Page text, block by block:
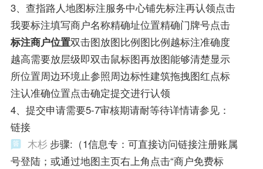
3、查指路人地图标注服务中心铺先标注再认领点击
我要标注填写商户名称精确址位置精确门牌号点击
标注商户位置双击图放图比例图比例越标注准确度
越高需要放层级即双击鼠标图再放图能够清楚显示
所位置周边环境止参照周边标性建筑拖拽图红点标
注认准确位置点击确定提交进行认领
4、提交申请需要5-7审核期请耐等待详情请参见：
链接
木杉 步骤:（1信息专：可直接访问链接注册账属
号登陆；或通过地图主页右上角点击“商户免费标